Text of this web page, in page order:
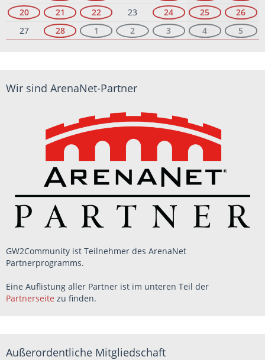
20
21 22 23 24 25
26
27
28 1 2 3 4 5
Wir sind ArenaNet-Partner
GW2Community ist Teilnehmer des ArenaNet
Partnerprogramms.
Eine Auflistung aller Partner ist im unteren Teil der
Partnerseite zu finden.
Außerordentliche Mitgliedschaft